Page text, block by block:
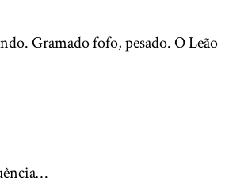
Gramado fofo, pesado. O Leão